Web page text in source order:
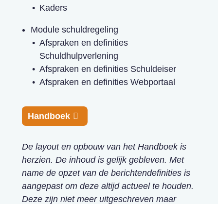
Kaders
Module schuldregeling
Afspraken en definities
Schuldhulpverlening
Afspraken en definities Schuldeiser
Afspraken en definities Webportaal
Handboek
De layout en opbouw van het Handboek is
herzien. De inhoud is gelijk gebleven. Met
name de opzet van de berichtendefinities is
aangepast om deze altijd actueel te houden.
Deze zijn niet meer uitgeschreven maar